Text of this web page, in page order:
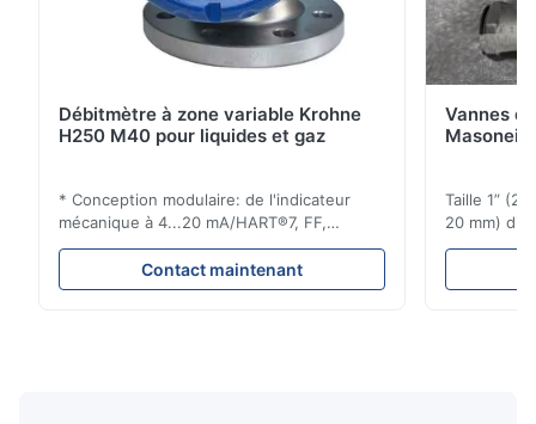
Débitmètre à zone variable Krohne
H250 M40 pour liquides et gaz
* Conception modulaire: de l'indicateur
mécanique à 4...20 mA/HART®7, FF,
Profibus-PA et totalizateur * N'importe
quelle position d'installation: verticale,
horizontale ou dans les tuyaux
Contact maintenant
Vannes
Taille 1”
20 mm)
brides :